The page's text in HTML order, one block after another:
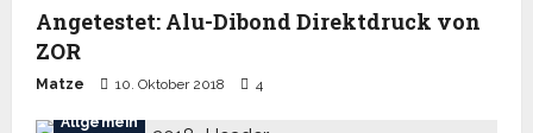
Angetestet: Alu-Dibond Direktdruck von
ZOR
Matze 10. Oktober 2018 4
Allgemein